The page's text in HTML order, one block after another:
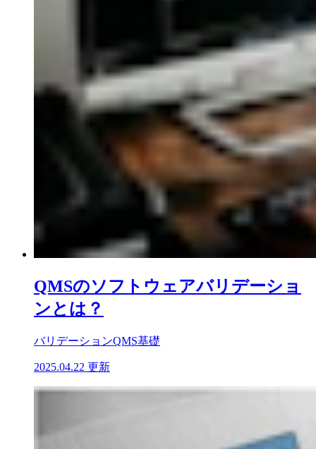
QMSのソフトウェアバリデーショ
ンとは？
バリデーションQMS基礎
2025.04.22 更新